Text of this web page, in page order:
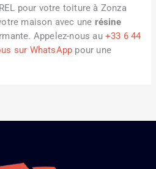
pour votre toiture à Zonza
maison avec une résine
Appelez-nous au+33 6 44
sur WhatsApp pour une